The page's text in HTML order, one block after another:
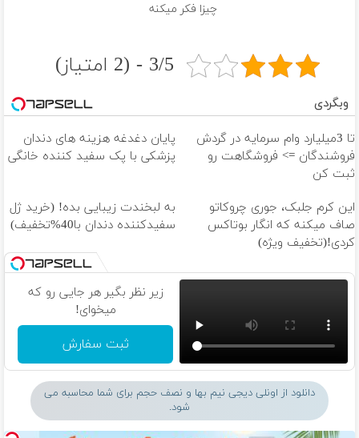
چیزا فکر میکنه
3/5 - (2 امتیاز)
وبگردی
تا 3میلیارد وام سرمایه در گردش
فروشندگان => فروشگاهت رو
ثبت کن
پایان دغدغه هزینه های دندان
پزشکی با پک سفید کننده خانگی
این کرم جلبک، جوری چروکاتو
صاف میکنه که انگار بوتاکس
کردی!(تخفیف ویژه)
به لبخندت زیبایی بده! (خرید ژل
سفیدکننده دندان با40%تخفیف)
زیر نظر بگیر هر جایی رو که
میخوای!
ثبت سفارش
دانلود از اونلی دیجی نیم بها و نصف حجم برای شما محاسبه می
شود.